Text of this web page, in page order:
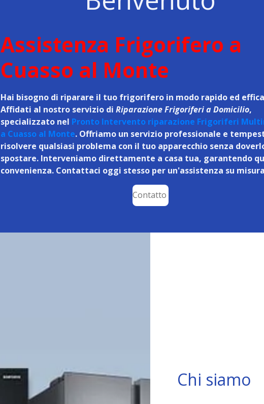
Assistenza Frigorifero a
Cuasso al Monte
Hai bisogno di riparare il tuo frigorifero in modo rapido ed
Affidati al nostro servizio di Riparazione Frigoriferi a Domicilio,
specializzato nel Pronto Intervento riparazione Frigoriferi
a Cuasso al Monte. Offriamo un servizio professionale e
risolvere qualsiasi problema con il tuo apparecchio senza
spostare. Interveniamo direttamente a casa tua, garantendo
convenienza. Contattaci oggi stesso per un'assistenza su
Contatto
Chi siamo